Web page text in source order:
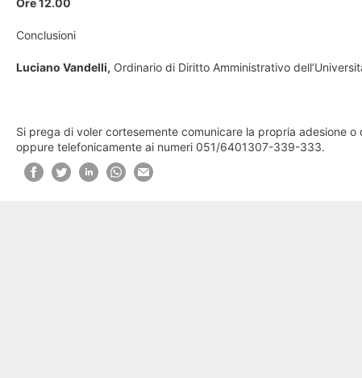
Ore 12.00
Conclusioni
Luciano Vandelli, Ordinario di Diritto Amministrativo
Si prega di voler cortesemente comunicare la propria adesione
oppure telefonicamente ai numeri 051/6401307-339-333.